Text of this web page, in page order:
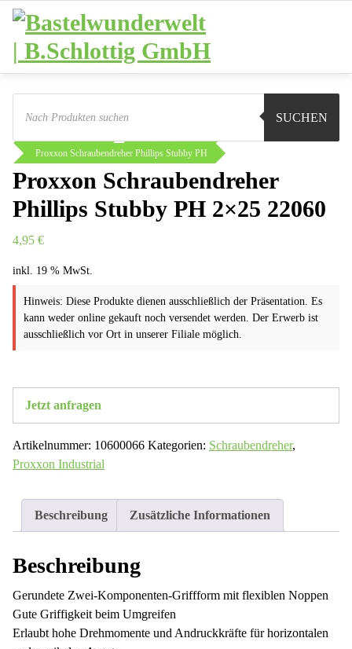
Zum
Inhalt
springen
Products
search
SUCHEN
Sie sind hier:
Proxxon Schraubendreher Phillips Stubby PH
Proxxon Schraubendreher
Phillips Stubby PH 2×25 22060
4,95 €
inkl. 19 % MwSt.
Hinweis: Diese Produkte dienen ausschließlich der Präsentation. Es
kann weder online gekauft noch versendet werden. Der Erwerb ist
ausschließlich vor Ort in unserer Filiale möglich.
Jetzt anfragen
Artikelnummer: 10600066 Kategorien: Schraubendreher,
Proxxon Industrial
Beschreibung Zusätzliche Informationen
Beschreibung
Gerundete Zwei-Komponenten-Griffform mit flexiblen Noppen
Gute Griffigkeit beim Umgreifen
Erlaubt hohe Drehmomente und Andruckkräfte für horizontalen